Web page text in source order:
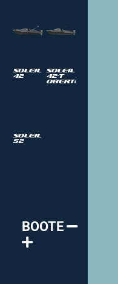
Soleil
42
Soleil
42-T
Oberteil
Soleil
52
BOOTE